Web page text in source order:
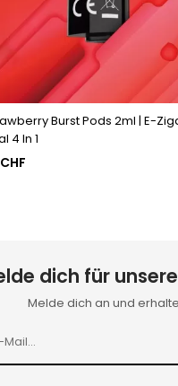
Burst Pods 2ml | E-
4 In 1
dich für
Melde dich an und